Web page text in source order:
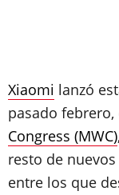
Xiaomi lanzó
pasado
Congress (MWC)
resto de
entre los que